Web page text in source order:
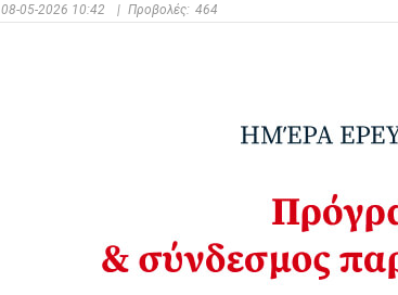
08-05-2026 10:42 | Προβολές: 464